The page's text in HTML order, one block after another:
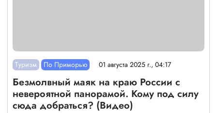
Туризм По Приморью 01 августа 2025 г., 04:17
Безмолвный маяк на краю России с
невероятной панорамой. Кому под силу
сюда добраться? (Видео)